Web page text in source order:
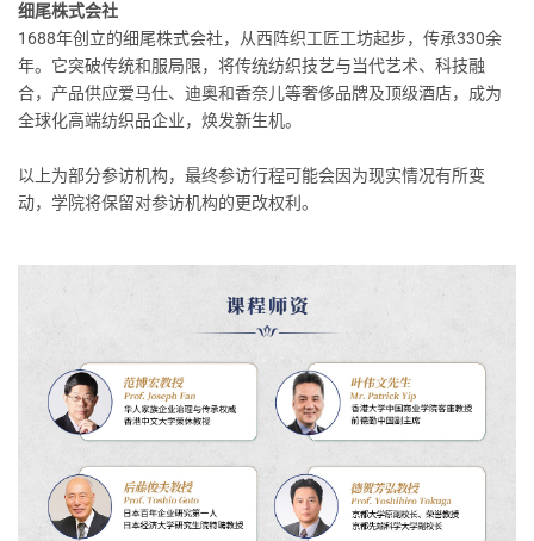
细尾株式会社
1688年创立的细尾株式会社，从西阵织工匠工坊起步，传承330余
年。它突破传统和服局限，将传统纺织技艺与当代艺术、科技融
合，产品供应爱马仕、迪奥和香奈儿等奢侈品牌及顶级酒店，成为
全球化高端纺织品企业，焕发新生机。
以上为部分参访机构，最终参访行程可能会因为现实情况有所变
动，学院将保留对参访机构的更改权利。